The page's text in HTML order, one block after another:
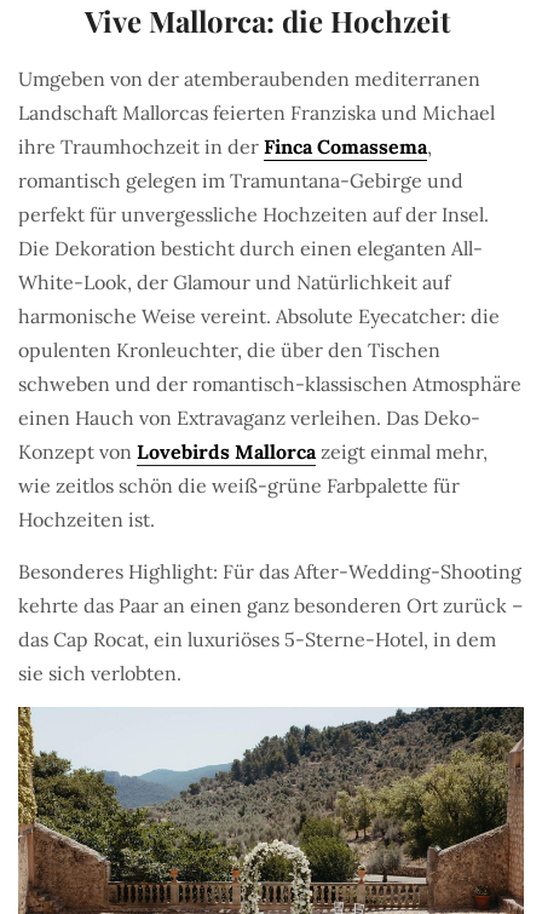
Vive Mallorca: die Hochzeit
Umgeben von der atemberaubenden mediterranen
Landschaft Mallorcas feierten Franziska und Michael
ihre Traumhochzeit in der Finca Comassema,
romantisch gelegen im Tramuntana-Gebirge und
perfekt für unvergessliche Hochzeiten auf der Insel.
Die Dekoration besticht durch einen eleganten All-
White-Look, der Glamour und Natürlichkeit auf
harmonische Weise vereint. Absolute Eyecatcher: die
opulenten Kronleuchter, die über den Tischen
schweben und der romantisch-klassischen Atmosphäre
einen Hauch von Extravaganz verleihen. Das Deko-
Konzept von Lovebirds Mallorcazeigt einmal mehr,
wie zeitlos schön die weiß-grüne Farbpalette für
Hochzeiten ist.
Besonderes Highlight: Für das After-Wedding-Shooting
kehrte das Paar an einen ganz besonderen Ort zurück –
das Cap Rocat, ein luxuriöses 5-Sterne-Hotel, in dem
sie sich verlobten.